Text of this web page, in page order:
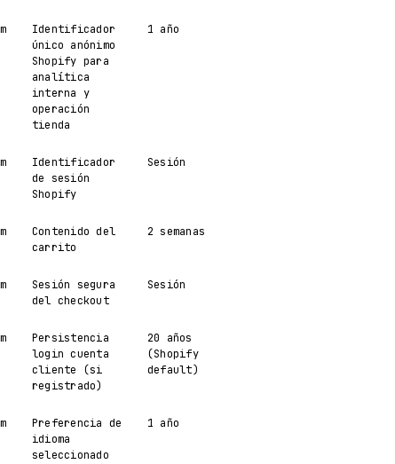
Identificador
único anónimo
Shopify para
analítica
interna y
operación
tienda
1 año
Identificador
de sesión
Shopify
Sesión
Contenido del
carrito
2 semanas
Sesión segura
del checkout
Sesión
Persistencia
login cuenta
cliente (si
registrado)
20 años
(Shopify
default)
Preferencia de
idioma
seleccionado
1 año